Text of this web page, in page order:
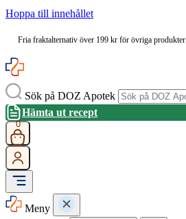
Hoppa till innehållet
Fria fraktalternativ över 199 kr för övriga produkter
Sök på DOZ Apotek
Hämta ut recept
0
Meny